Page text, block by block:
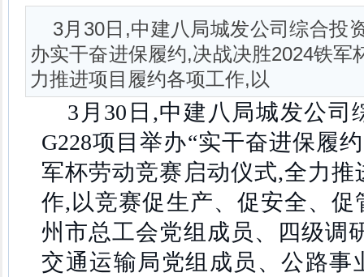
3月30日,中建八局城发公司综合投
办实干奋进保履约,决战决胜2024铁军
力推进项目履约各项工作,以
3月30日,中建八局城发公司
G228项目举办“实干奋进保履
军杯劳动竞赛启动仪式,全力推
作,以竞赛促生产、促安全、促
州市总工会党组成员、四级调
交通运输局党组成员、公路事